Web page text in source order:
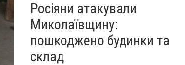
Росіяни атакували
Миколаївщину:
пошкоджено будинки та
склад